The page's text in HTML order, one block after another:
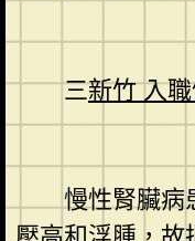
三新竹 入
慢性腎臟病